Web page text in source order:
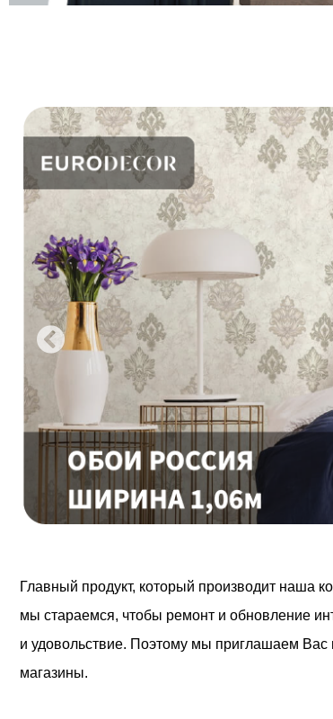
Главный продукт, который производит наша
мы стараемся, чтобы ремонт и обновление
и удовольствие. Поэтому мы приглашаем
магазины.